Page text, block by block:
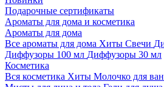
Подарочные сертификаты
Ароматы для дома и косметика
Ароматы для дома
Все ароматы для дома Хиты Свечи
Диффузоры 100 мл Диффузоры 30 мл
Косметика
Вся косметика Хиты Молочко для